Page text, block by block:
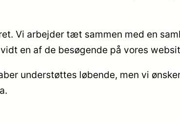
Vi arbejder tæt sammen med en
en af de besøgende på vores
understøttes løbende, men vi